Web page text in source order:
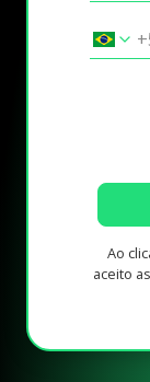
Ao
aceito as